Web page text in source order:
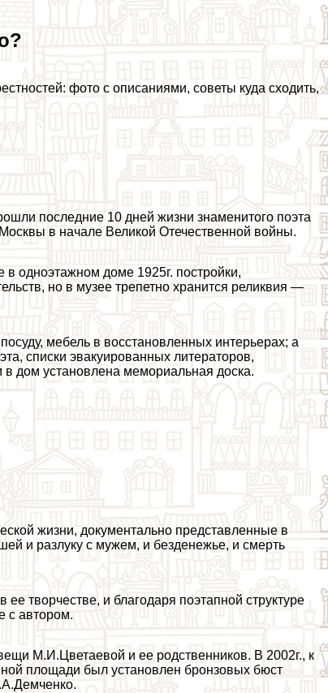
фото с описаниями, советы куда сходить,
последние 10 дней жизни знаменитого поэта
в начале Великой Отечественной войны.
одноэтажном доме 1925г. постройки,
но в музее трепетно хранится реликвия —
мебель в восстановленных интерьерах; а
списки эвакуированных литераторов,
дом установлена мемориальная доска.
жизни, документально представленные в
и разлуку с мужем, и безденежье, и cмepть
творчестве, и благодаря поэтапной структуре
с автором.
М.И.Цветаевой и ее родственников. В 2002г., к
площади был установлен бронзовых бюcт